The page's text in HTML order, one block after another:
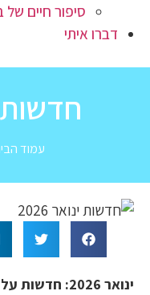
סיפור חיים של
דברו איתי
חדשות
עמוד
ינואר 2026: